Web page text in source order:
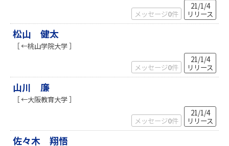
メッセージ0件
21/1/4
リリース
松山 健太
［ ←桃山学院大学 ］
メッセージ0件
21/1/4
リリース
山川 廉
［ ←大阪教育大学 ］
メッセージ0件
21/1/4
リリース
佐々木 翔悟